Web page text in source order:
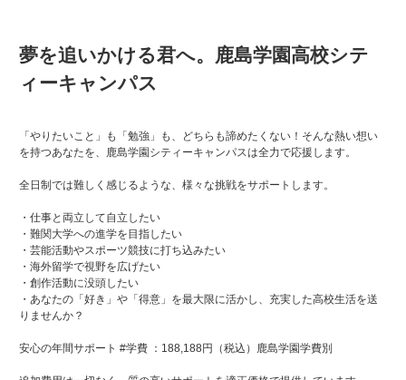
夢を追いかける君へ。鹿島学園高校シテ
ィーキャンパス
「やりたいこと」も「勉強」も、どちらも諦めたくない！そんな熱い想い
を持つあなたを、鹿島学園シティーキャンパスは全力で応援します。
全日制では難しく感じるような、様々な挑戦をサポートします。
・仕事と両立して自立したい
・難関大学への進学を目指したい
・芸能活動やスポーツ競技に打ち込みたい
・海外留学で視野を広げたい
・創作活動に没頭したい
・あなたの「好き」や「得意」を最大限に活かし、充実した高校生活を送
りませんか？
安心の年間サポート #学費 ：188,188円（税込）鹿島学園学費別